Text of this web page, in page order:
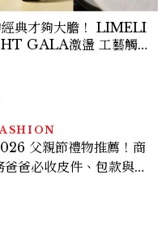
典才夠大膽！ LIMELI
GALA激盪 工藝觸覺
父親節禮物推薦！商
爸爸必收皮件、包款與鞋